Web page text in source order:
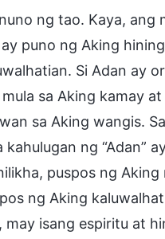
ng tao. Kaya, ang
puno ng Aking
Si Adan ay
mula sa Aking kamay
sa Aking wangis.
kahulugan ng “Adan”
puspos ng Aking
ng Aking
may isang espiritu at